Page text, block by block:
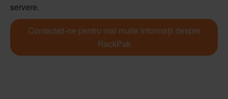
servere.
Contactați-ne pentru mai multe informații despre
RackPak